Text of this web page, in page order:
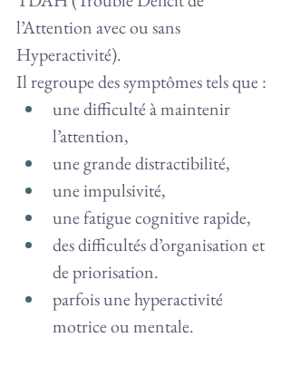
l’Attention avec ou sans
Hyperactivité).
Il regroupe des symptômes tels que :
une difficulté à maintenir
l’attention,
une grande distractibilité,
une impulsivité,
une fatigue cognitive rapide,
des difficultés d’organisation et
de priorisation.
parfois une hyperactivité
motrice ou mentale.